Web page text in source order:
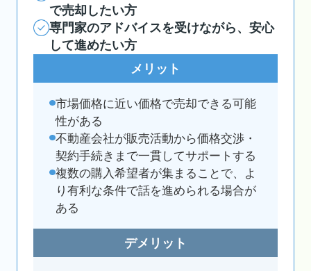
で売却したい方
専門家のアドバイスを受けながら、安心
して進めたい方
メリット
市場価格に近い価格で売却できる可能
性がある
不動産会社が販売活動から価格交渉・
契約手続きまで一貫してサポートする
複数の購入希望者が集まることで、よ
り有利な条件で話を進められる場合が
ある
デメリット